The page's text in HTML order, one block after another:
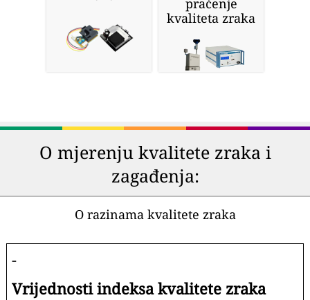
praćenje
kvaliteta zraka
O mjerenju kvalitete zraka i
zagađenja:
O razinama kvalitete zraka
-
Vrijednosti indeksa kvalitete zraka